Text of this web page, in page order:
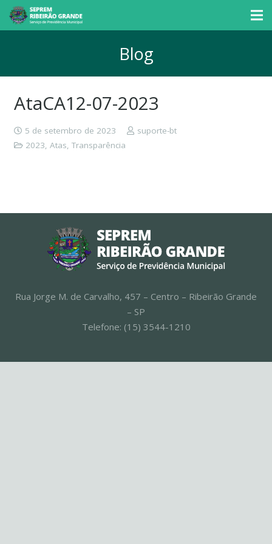
Blog
AtaCA12-07-2023
5 de setembro de 2023
suporte-bt
2023 Atas Transparência
Rua Jorge M. de Carvalho, 457 – Centro – Ribeirão Grande
– SP
Telefone: (15) 3544-1210